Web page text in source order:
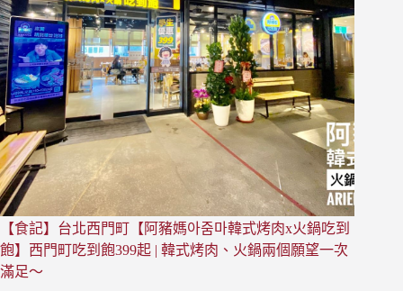
雞
【bb.q
CHICKEN
旗
艦
店】
慶
成
街
號
bbq
菜
單
【食記】台北西門町【阿豬媽아줌마韓式烤肉x火鍋吃到
飽】西門町吃到飽399起 | 韓式烤肉、火鍋兩個願望一次
滿足～